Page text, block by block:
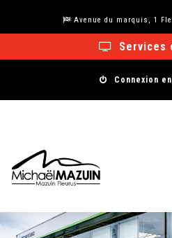
Avenue du marquis, 1
Services
Connexion